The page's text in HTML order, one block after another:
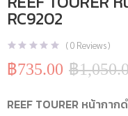
RC9202
(0 Reviews )
฿
Original
฿1,050.00.
฿735.00
Current
฿735.00.
REEF TOURER หน้ากา